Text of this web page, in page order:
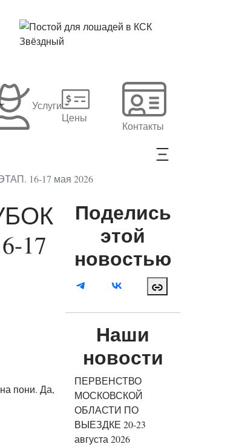
Услуги
Цены
Контакты
16-17 мая 2026
17
пони. Да,
Поделись
этой
новостью
Наши
новости
ПЕРВЕНСТВО
МОСКОВСКОЙ
ОБЛАСТИ ПО
ВЫЕЗДКЕ 20-23
августа 2026